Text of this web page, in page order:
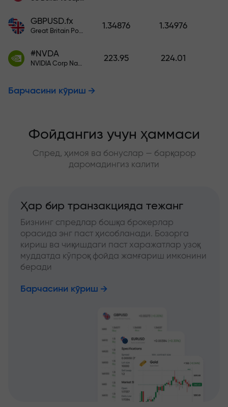
GBPUSD.fx
Great Britain Pound vs US Dollar
1.34876 1.34976
#NVDA
NVIDIA Corp Nasdaq Stock Exchange (Nasdaq) USD
223.95 224.01
Барчасини кўриш
Фойдангиз учун ҳаммаси
Спред, ҳимоя ва бонуслар — барқарор
даромадингиз калити
Ҳар бир транзакцияда тежанг
Бизнинг спредлар бошқа брокерлар
орасида энг паст ҳисобланади. Бозорга
кириш ва чиқишдаги паст харажатлар узоқ
муддатда кўпроқ фойда жамғариш имконини
беради
Барчасини кўриш